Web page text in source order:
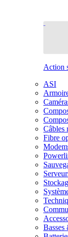
Action
ASI
Câbles
Fibre
Basses